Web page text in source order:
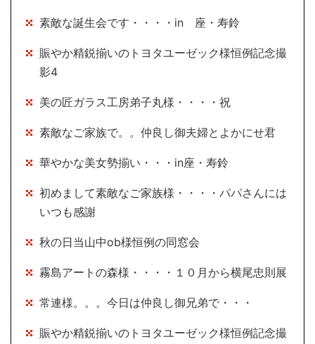
素敵な誕生会です・・・・in 座・寿鈴
賑やか精鋭揃いのトヨタユーゼック様恒例記念撮
影4
美の匠ガラス工房弟子丸様・・・・祝
素敵なご家族で。。仲良し御夫婦とよかにせ君
華やかな美女勢揃い・・・in座・寿鈴
初めまして素敵なご家族様・・・・パパさんには
いつも感謝
秋の日当山中ob様恒例の同窓会
霧島アートの森様・・・・１０月から横尾忠則展
常連様。。。今日は仲良し御兄弟で・・・
賑やか精鋭揃いのトヨタユーゼック様恒例記念撮